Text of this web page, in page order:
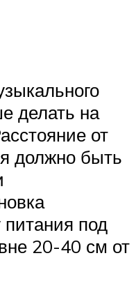
делать на
от
должно быть
питания под
20-40 см от